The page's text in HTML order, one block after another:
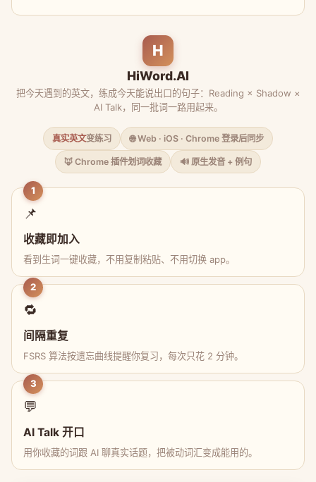
H
HiWord.AI
把今天遇到的英文，练成今天能说出口的句子：Reading × Shadow ×
AI Talk，同一批词一路用起来。
真实英文变练习 🌐 Web · iOS · Chrome 登录后同步
🦊 Chrome 插件划词收藏 🔊 原生发音 + 例句
1
📌
收藏即加入
看到生词一键收藏，不用复制粘贴、不用切换 app。
2
🔁
间隔重复
FSRS 算法按遗忘曲线提醒你复习，每次只花 2 分钟。
3
💬
AI Talk 开口
用你收藏的词跟 AI 聊真实话题，把被动词汇变成能用的。